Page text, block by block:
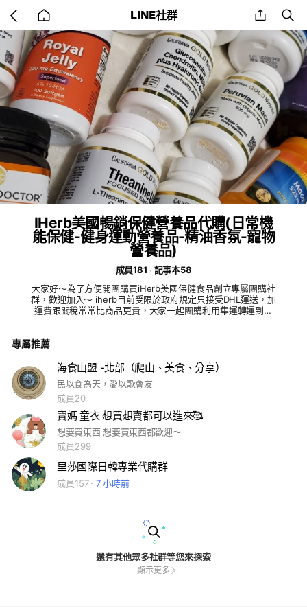
back
to
home
LINE社群 share
IHerb美國暢銷保健營養品代購(日常機
能保健-健身運動營養品-精油香氛-寵物
營養品)
成員181
記事本58
大家好～為了方便開團購買iHerb美國保健食品創立專屬團購社
群，歡迎加入～ iherb目前受限於政府規定只接受DHL運送，加
運費跟關稅常常比商品更貴，大家一起團購利用集運轉運到台
品)」！請點選以下連結加入社群！ https://reurl.cc/vWn0ge
專屬推薦
海食山盟 -北部（爬山、美食、分享）
民以食為天，愛以歌會友
成員20
寶媽 童衣 想買想賣都可以進來🥰
想要買東西 想要買東西都歡迎～
成員299
里莎國際日韓專業代購群
成員157 7 小時前
還有其他眾多社群等您來探索
顯示更多